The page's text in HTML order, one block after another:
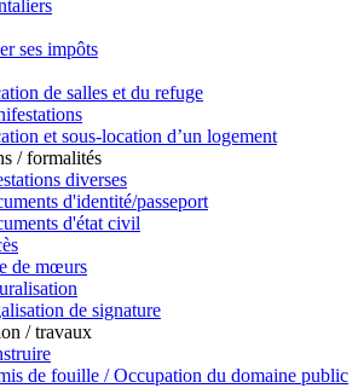
ses impôts
de salles et du refuge
et sous-location d’un logement
/ formalités
diverses
d'identité/passeport
d'état civil
de mœurs
de signature
/ travaux
de fouille / Occupation du domaine public